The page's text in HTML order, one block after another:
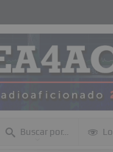
Buscar por…